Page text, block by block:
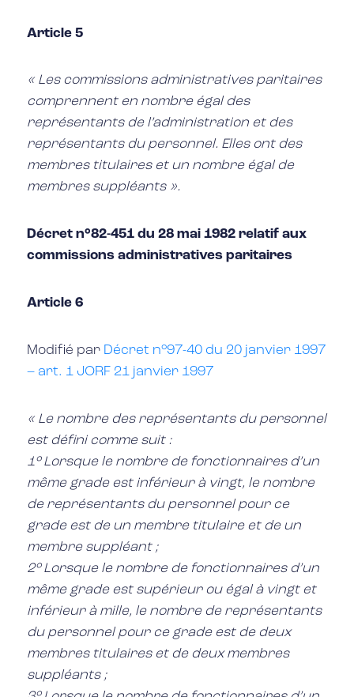
Article 5
« Les commissions administratives paritaires
comprennent en nombre égal des
représentants de l’administration et des
représentants du personnel. Elles ont des
membres titulaires et un nombre égal de
membres suppléants ».
Décret n°82-451 du 28 mai 1982 relatif aux
commissions administratives paritaires
Article 6
Modifié par Décret n°97-40 du 20 janvier 1997
– art. 1 JORF 21 janvier 1997
« Le nombre des représentants du personnel
est défini comme suit :
1° Lorsque le nombre de fonctionnaires d’un
même grade est inférieur à vingt, le nombre
de représentants du personnel pour ce
grade est de un membre titulaire et de un
membre suppléant ;
2° Lorsque le nombre de fonctionnaires d’un
même grade est supérieur ou égal à vingt et
inférieur à mille, le nombre de représentants
du personnel pour ce grade est de deux
membres titulaires et de deux membres
suppléants ;